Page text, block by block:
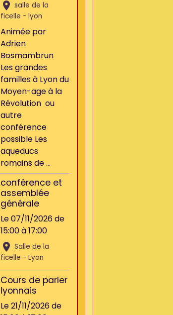
salle de la
ficelle - lyon
Animée par
Adrien
Bosmambrun
Les grandes
familles à Lyon du
Moyen-age à la
Révolution ou
autre
conférence
possible Les
aqueducs
romains de ...
conférence et
assemblée
générale
Le 07/11/2026de
15:00à 17:00
Salle de la
ficelle - Lyon
Cours de parler
lyonnais
Le 21/11/2026de